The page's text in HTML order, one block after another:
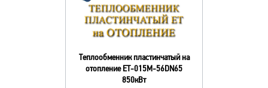
Теплообменник пластинчатый на
отопление ЕТ-015М-56DN65
850кВт